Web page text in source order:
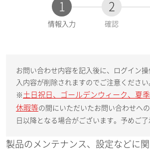
1
現
情報入力
2
確認
お問い合わせ内容を記入後に、ログイン
入内容が削除されますのでご注意ください
※ 土日祝日、ゴールデンウィーク、夏
休暇等の間にいただいたお問い合わせへ
日以降となる場合がございます。予めご了
製品のメンテナンス、設定などに